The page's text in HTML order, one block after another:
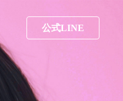
公式LINE